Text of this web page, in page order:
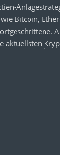
Bitcoin,
aktuellsten